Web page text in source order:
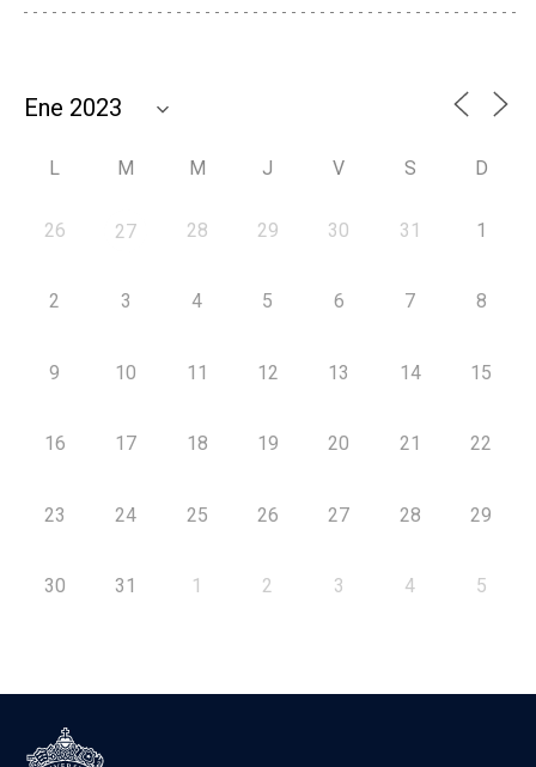
L M M J V S D
26 27 28 29 30 31 1
2 3 4 5 6 7 8
9 10 11 12 13 14 15
16 17 18 19 20 21 22
23 24 25 26 27 28 29
30 31 1 2 3 4 5